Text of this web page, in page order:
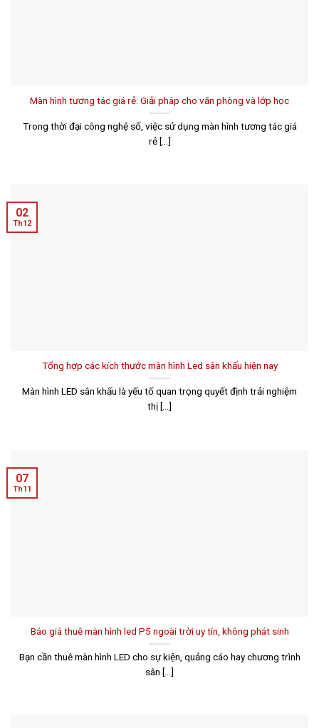
Màn hình tương tác giá rẻ: Giải pháp cho văn phòng và lớp học
Trong thời đại công nghệ số, việc sử dụng màn hình tương tác giá
rẻ [...]
Tổng hợp các kích thước màn hình Led sân khấu hiện nay
Màn hình LED sân khấu là yếu tố quan trọng quyết định trải nghiệm
thị [...]
02
Th12
Báo giá thuê màn hình led P5 ngoài trời uy tín, không phát sinh
Bạn cần thuê màn hình LED cho sự kiện, quảng cáo hay chương trình
sân [...]
07
Th11